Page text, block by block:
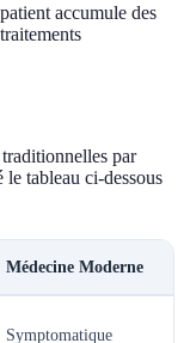
accumule des
par
le tableau ci-dessous
Médecine Moderne
Symptomatique